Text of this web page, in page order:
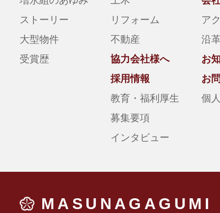
ストーリー
大型物件
受賞歴
リフォーム
不動産
ア
沿
協力会社様へ
採用情報
教育・福利厚生
募集要項
インタビュー
お
お
個
MASUNAGAGUMI